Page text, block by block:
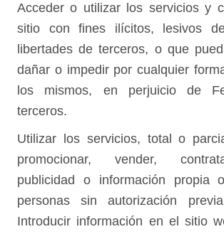
Acceder o utilizar los servicios y
sitio con fines ilícitos, lesivos
libertades de terceros, o que
dañar o impedir por cualquier
los mismos, en perjuicio de
terceros.
Utilizar los servicios, total o
promocionar, vender,
publicidad o información propia
personas sin autorización
Introducir información en el sitio